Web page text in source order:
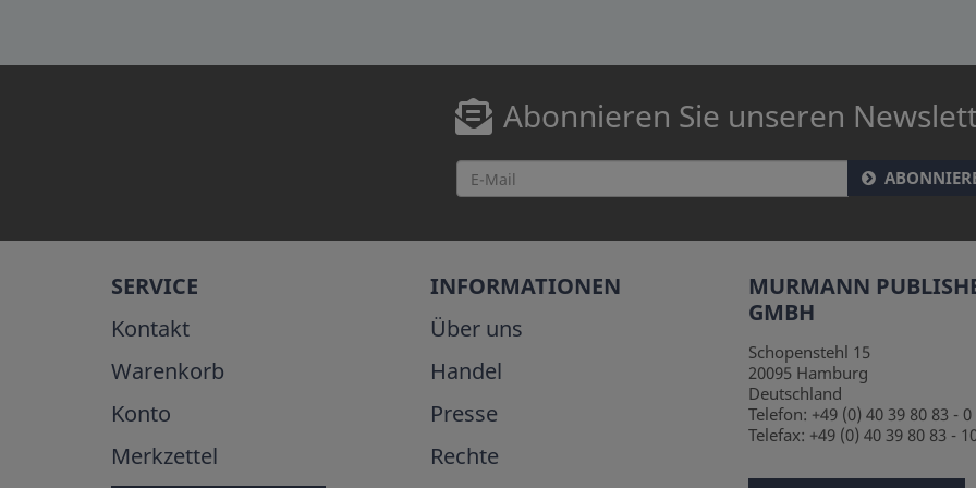
Abonnieren Sie unseren
SERVICE
Kontakt
Warenkorb
Konto
Merkzettel
INFORMATIONEN
Über uns
Handel
Presse
Rechte
MURMANN
GMBH
Schopenstehl 15
20095 Hamburg
Deutschland
Telefon: +49 (0) 40 39 80 83 - 0
Telefax: +49 (0) 40 39 80 83 -